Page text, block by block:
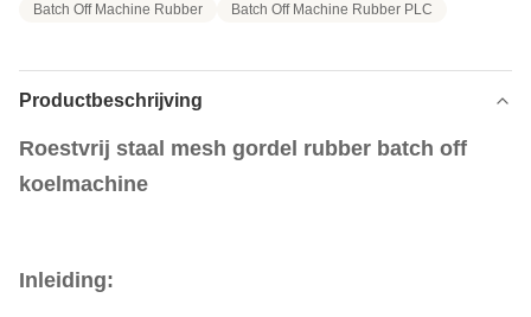
Batch Off Machine Rubber
Batch Off Machine Rubber PLC
Productbeschrijving
Roestvrij staal mesh gordel rubber batch off
koelmachine
Inleiding: